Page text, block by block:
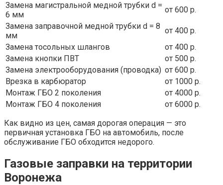
Замена магистральной медной трубки d =
6 мм
от 600 р.
Замена заправочной медной трубки d = 8
мм
от 400 р.
Замена тосольных шлангов
от 400 р.
Замена кнопки ПВТ
от 500 р.
Замена электрооборудования (проводка) от 600 р.
Врезка в карбюратор
от 1000 р.
Монтаж ГБО 2 поколения
от 4000 р.
Монтаж ГБО 4 поколения
от 6000 р.
Как видно из цен, самая дорогая операция — это
первичная установка ГБО на автомобиль, после
обслуживание ГБО обходится недорого.
Газовые заправки на территории
Воронежа